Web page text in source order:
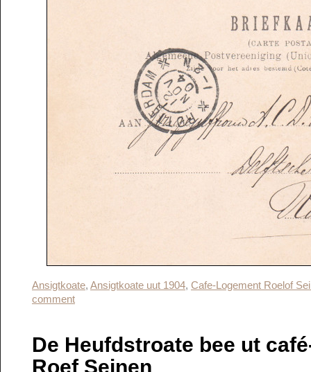
Ansigtkoate, Ansigtkoate uut 1904, Cafe-Logement Roelof
comment
De Heufdstroate bee ut
Roef Seinen